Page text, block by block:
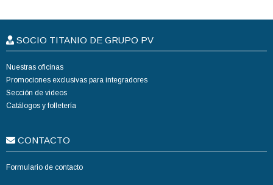
SOCIO TITANIO DE GRUPO PV
Nuestras oficinas
Promociones exclusivas para integradores
Sección de videos
Catálogos y folletería
CONTACTO
Formulario de contacto